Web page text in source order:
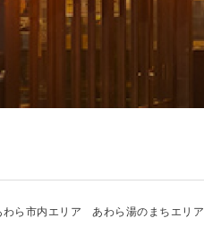
わら市内エリア あわら湯のまちエリア